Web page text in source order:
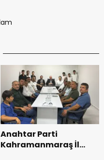
Anahtar Parti
Kahramanmaraş İl